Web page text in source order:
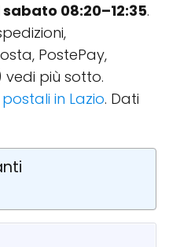
sabato 08:20–12:35.
PostePay,
vedi più sotto.
in Lazio. Dati